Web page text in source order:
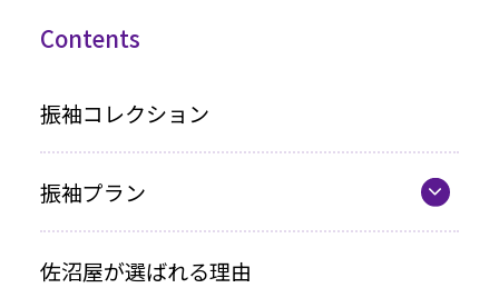
Contents
振袖コレクション
振袖プラン
佐沼屋が選ばれる理由